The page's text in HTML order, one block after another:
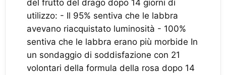
del frutto del drago dopo 14 giorni di
utilizzo: - Il 95% sentiva che le labbra
avevano riacquistato luminosità - 100%
sentiva che le labbra erano più morbide In
un sondaggio di soddisfazione con 21
volontari della formula della rosa dopo 14